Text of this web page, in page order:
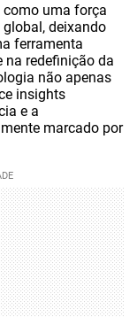
uma força
deixando
ferramenta
na redefinição da
não apenas
insights
e a
marcado por